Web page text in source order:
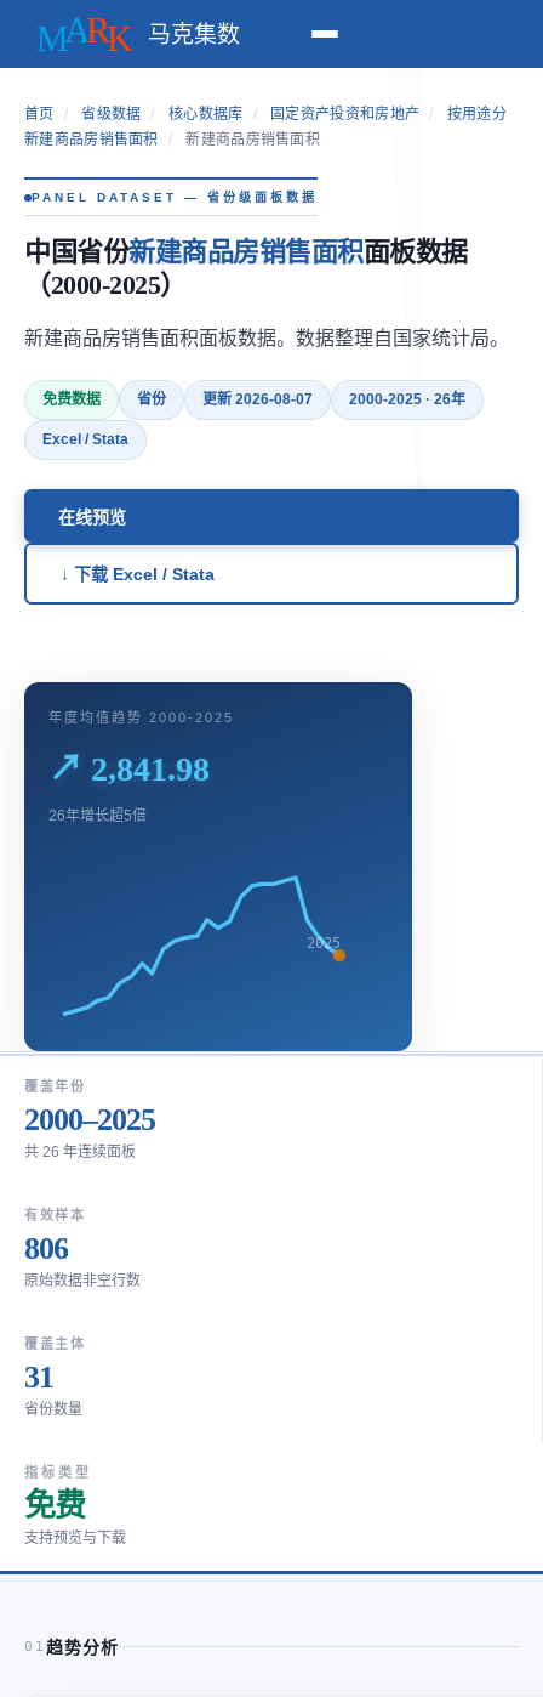
马克集数
首页 / 省级数据 / 核心数据库 / 固定资产投资和房地产 /
按用途分
新建商品房销售面积
/ 新建商品房销售面积
PANEL DATASET — 省份级面板数据
中国省份新建商品房销售面积面板数据
（2000-2025）
新建商品房销售面积面板数据。数据整理自国家统计局。
免费数据 省份 更新 2026-08-07 2000-2025 · 26年
Excel / Stata
在线预览
↓ 下载 Excel / Stata
年度均值趋势 2000-2025
↗ 2,841.98
26年增长超5倍
2025
覆盖年份
2000–2025
共 26 年连续面板
有效样本
806
原始数据非空行数
覆盖主体
31
省份数量
指标类型
免费
支持预览与下载
01 趋势分析